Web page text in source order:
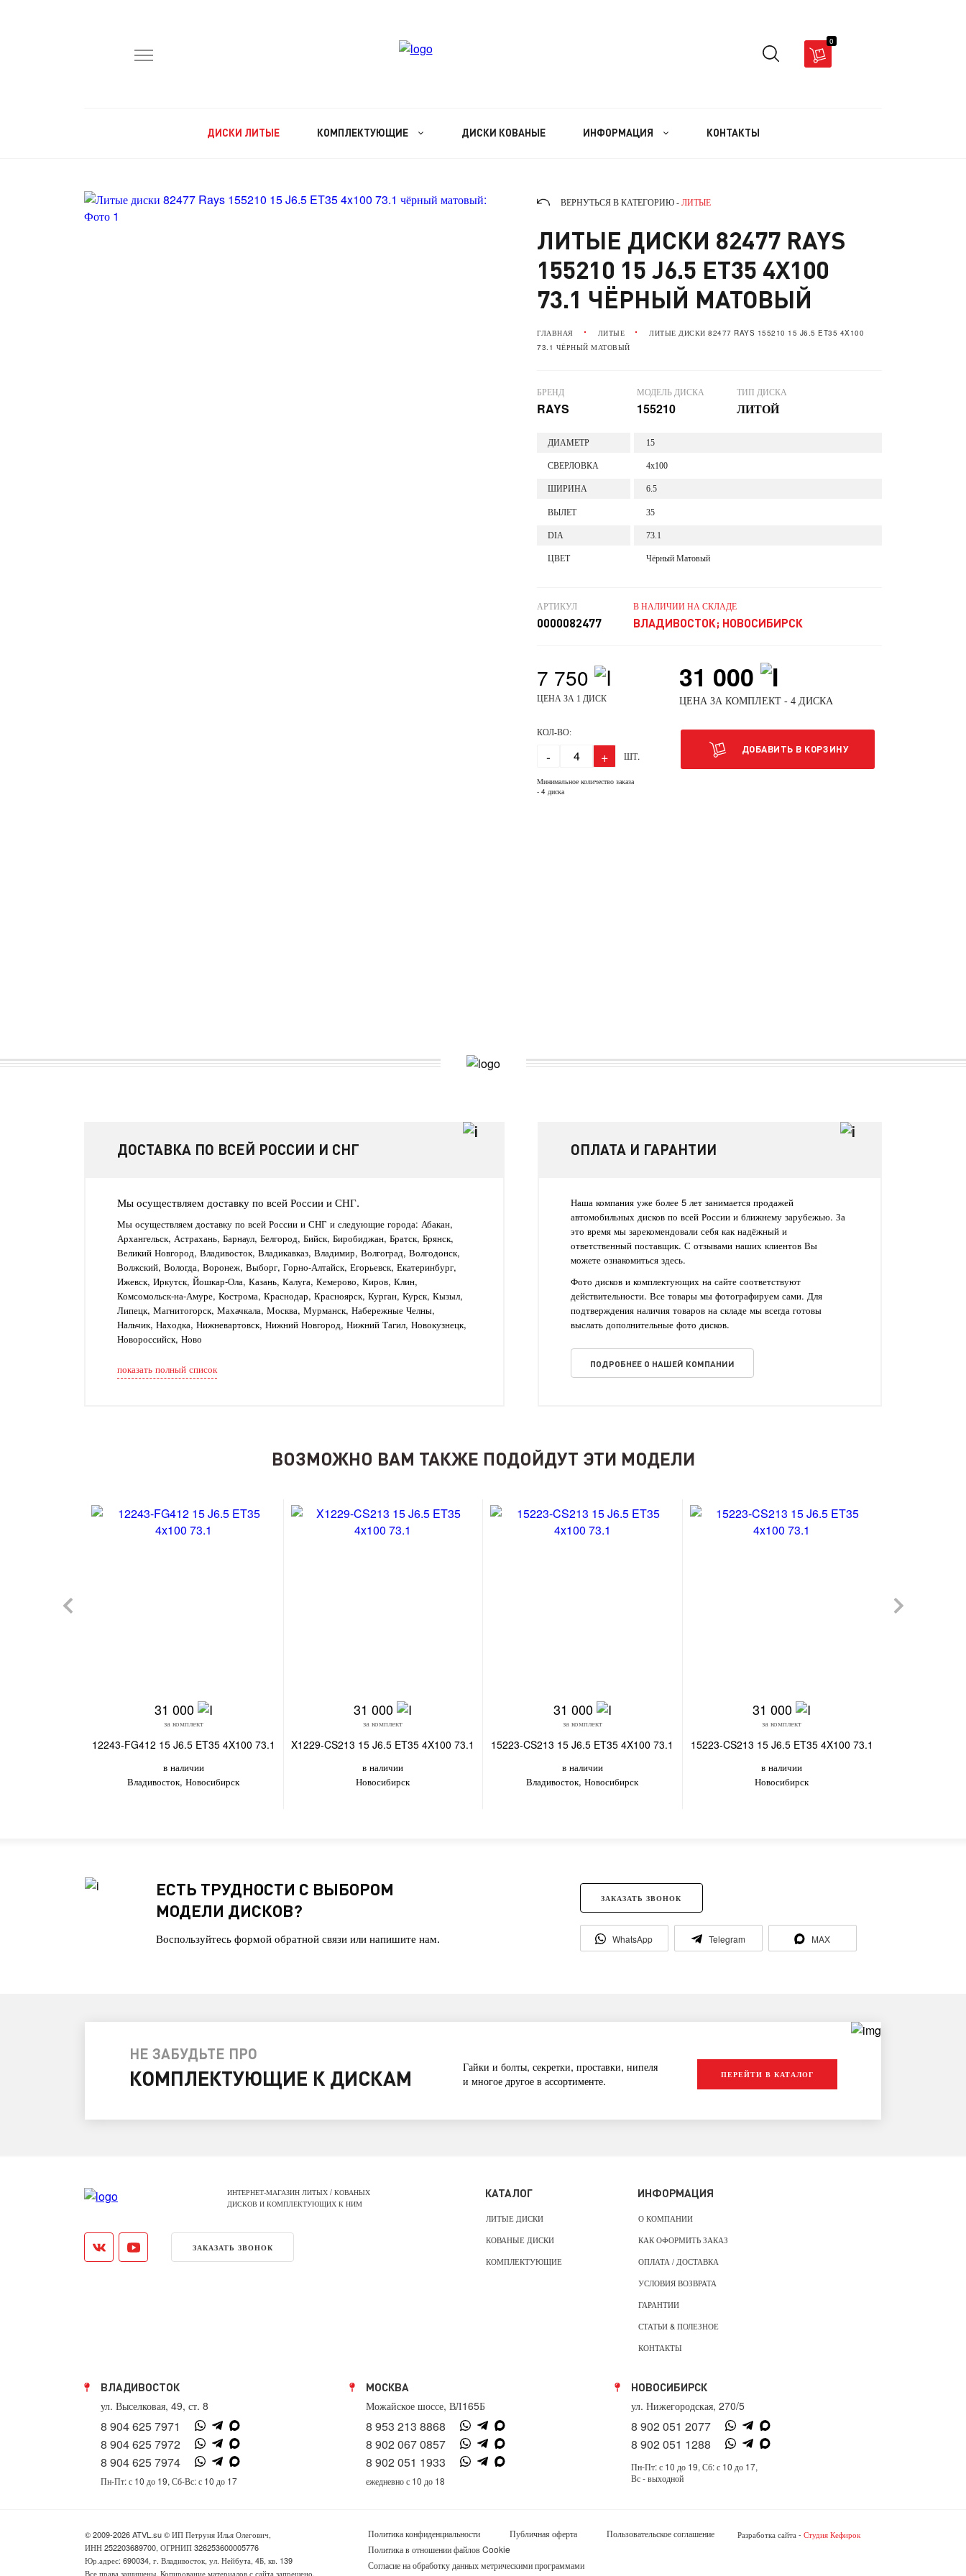
0
ДИСКИ ЛИТЫЕ КОМПЛЕКТУЮЩИЕ ДИСКИ КОВАНЫЕ ИНФОРМАЦИЯ КОНТАКТЫ
ВЕРНУТЬСЯ В КАТЕГОРИЮ - ЛИТЫЕ
ЛИТЫЕ ДИСКИ 82477 RAYS
155210 15 J6.5 ET35 4X100
73.1 ЧЁРНЫЙ МАТОВЫЙ
ГЛАВНАЯ ЛИТЫЕ
ЛИТЫЕ ДИСКИ 82477 RAYS 155210 15 J6.5 ET35 4X100
73.1 ЧЁРНЫЙ МАТОВЫЙ
БРЕНД
RAYS
МОДЕЛЬ ДИСКА
155210
ТИП ДИСКА
ЛИТОЙ
ДИАМЕТР 15
СВЕРЛОВКА 4x100
ШИРИНА 6.5
ВЫЛЕТ 35
DIA 73.1
ЦВЕТ Чёрный Матовый
АРТИКУЛ
0000082477
В НАЛИЧИИ НА СКЛАДЕ
ВЛАДИВОСТОК; НОВОСИБИРСК
7 750
ЦЕНА ЗА 1 ДИСК
31 000
ЦЕНА ЗА КОМПЛЕКТ - 4 ДИСКА
КОЛ-ВО:
- + ШТ.
Минимальное количество заказа
- 4 диска
ДОБАВИТЬ В КОРЗИНУ
ДОСТАВКА ПО ВСЕЙ РОССИИ И СНГ
Мы осуществляем доставку по всей России и СНГ.
Мы осуществляем доставку по всей России и СНГ и следующие города: Абакан,
Архангельск, Астрахань, Барнаул, Белгород, Бийск, Биробиджан, Братск, Брянск,
Великий Новгород, Владивосток, Владикавказ, Владимир, Волгоград, Волгодонск,
Волжский, Вологда, Воронеж, Выборг, Горно-Алтайск, Егорьевск, Екатеринбург,
Ижевск, Иркутск, Йошкар-Ола, Казань, Калуга, Кемерово, Киров, Клин,
Комсомольск-на-Амуре, Кострома, Краснодар, Красноярск, Курган, Курск, Кызыл,
Липецк, Магнитогорск, Махачкала, Москва, Мурманск, Набережные Челны,
Нальчик, Находка, Нижневартовск, Нижний Новгород, Нижний Тагил, Новокузнецк,
Новороссийск, Ново
показать полный список
ОПЛАТА И ГАРАНТИИ
Наша компания уже более 5 лет занимается продажей
автомобильных дисков по всей России и ближнему зарубежью. За
это время мы зарекомендовали себя как надёжный и
ответственный поставщик. С отзывами наших клиентов Вы
можете ознакомиться здесь.
Фото дисков и комплектующих на сайте соответствуют
действительности. Все товары мы фотографируем сами. Для
подтверждения наличия товаров на складе мы всегда готовы
выслать дополнительные фото дисков.
ПОДРОБНЕЕ О НАШЕЙ КОМПАНИИ
ВОЗМОЖНО ВАМ ТАКЖЕ ПОДОЙДУТ ЭТИ МОДЕЛИ
31 000
за комплект
12243-FG412 15 J6.5 ET35 4X100 73.1
в наличии
Владивосток, Новосибирск
31 000
за комплект
X1229-CS213 15 J6.5 ET35 4X100 73.1
в наличии
Новосибирск
31 000
за комплект
15223-CS213 15 J6.5 ET35 4X100 73.1
в наличии
Владивосток, Новосибирск
31 000
за комплект
15223-CS213 15 J6.5 ET35 4X100 73.1
в наличии
Новосибирск
ЕСТЬ ТРУДНОСТИ С ВЫБОРОМ
МОДЕЛИ ДИСКОВ?
Воспользуйтесь формой обратной связи или напишите нам.
ЗАКАЗАТЬ ЗВОНОК
WhatsApp Telegram MAX
НЕ ЗАБУДЬТЕ ПРО
КОМПЛЕКТУЮЩИЕ К ДИСКАМ
Гайки и болты, секретки, проставки, нипеля
и многое другое в ассортименте.
ПЕРЕЙТИ В КАТАЛОГ
ИНТЕРНЕТ-МАГАЗИН ЛИТЫХ / КОВАНЫХ
ДИСКОВ И КОМПЛЕКТУЮЩИХ К НИМ
ЗАКАЗАТЬ ЗВОНОК
КАТАЛОГ
ЛИТЫЕ ДИСКИ
КОВАНЫЕ ДИСКИ
КОМПЛЕКТУЮЩИЕ
ИНФОРМАЦИЯ
О КОМПАНИИ
КАК ОФОРМИТЬ ЗАКАЗ
ОПЛАТА / ДОСТАВКА
УСЛОВИЯ ВОЗВРАТА
ГАРАНТИИ
СТАТЬИ & ПОЛЕЗНОЕ
КОНТАКТЫ
ВЛАДИВОСТОК
ул. Выселковая, 49, ст. 8
8 904 625 7971
8 904 625 7972
8 904 625 7974
Пн-Пт: с 10 до 19, Сб-Вс: с 10 до 17
МОСКВА
Можайское шоссе, ВЛ165Б
8 953 213 8868
8 902 067 0857
8 902 051 1933
ежедневно с 10 до 18
НОВОСИБИРСК
ул. Нижегородская, 270/5
8 902 051 2077
8 902 051 1288
Пн-Пт: с 10 до 19, Сб: с 10 до 17,
Вс - выходной
© 2009-2026 ATVL.su © ИП Петруня Илья Олегович,
ИНН 252203689700, ОГРНИП 326253600005776
Юр.адрес: 690034, г. Владивосток, ул. Нейбута, 4Б, кв. 139
Все права защищены. Копирование материалов с сайта запрещено.
Политика конфиденциальности Публичная оферта
Пользовательское соглашение
Политика в отношении файлов Cookie
Согласие на обработку данных метрическими программами
Разработка сайта - Студия Кефирок